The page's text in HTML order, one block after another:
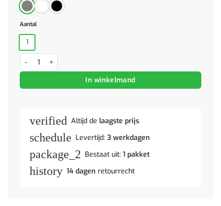
Aantal
1
Massage chaise longue met kussen kunstleer grijs aantal
In winkelmand
verified Altijd de laagste prijs
schedule Levertijd: 3 werkdagen
package_2 Bestaat uit: 1 pakket
history 14 dagen retourrecht